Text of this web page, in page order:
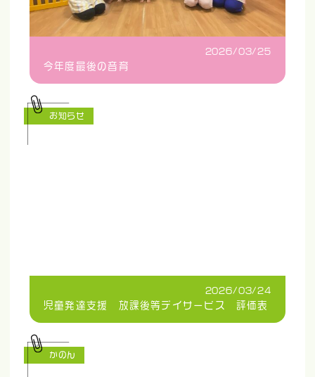
2026/03/25
今年度最後の音育
2026/03/24
児童発達支援 放課後等デイサービス 評価表
お知らせ
かのん